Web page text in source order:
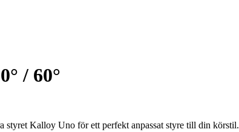
/ 60°
styret Kalloy Uno för ett perfekt anpassat styre till din körstil.